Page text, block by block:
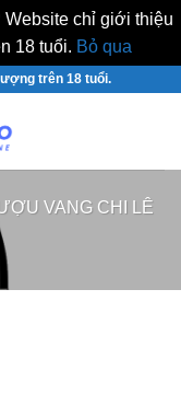
chỉ giới thiệu
18 tuổi. Bỏ qua
trên 18 tuổi.
VANG CHI LÊ